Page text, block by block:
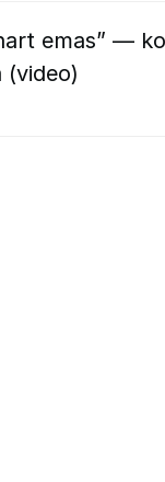
emas” —
(video)